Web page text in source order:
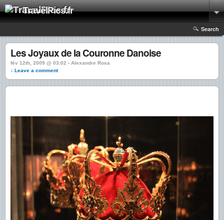
TravelPics.fr
Search
Les Joyaux de la Couronne Danoise
fév 12th, 2009 @ 03:02 › Alexandre Rosa
↓ Leave a comment